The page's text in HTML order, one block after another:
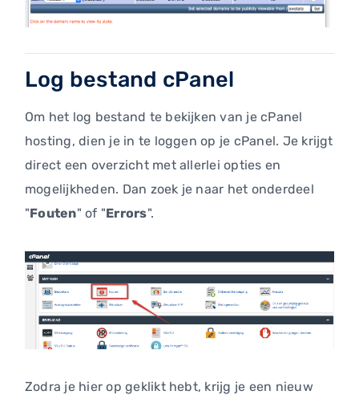
Log bestand cPanel
Om het log bestand te bekijken van je cPanel
hosting, dien je in te loggen op je cPanel. Je krijgt
direct een overzicht met allerlei opties en
mogelijkheden. Dan zoek je naar het onderdeel
"Fouten" of "Errors".
Zodra je hier op geklikt hebt, krijg je een nieuw